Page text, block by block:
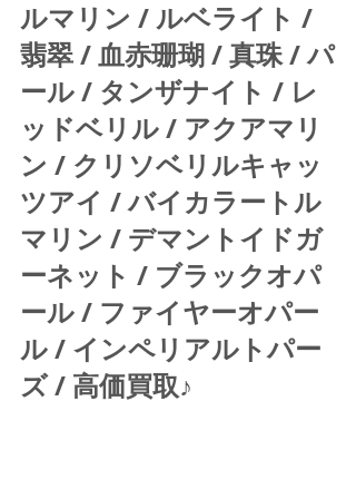
ルマリン / ルベライト /
翡翠 / 血赤珊瑚 / 真珠 / パ
ール / タンザナイト / レ
ッドベリル / アクアマリ
ン / クリソベリルキャッ
ツアイ / バイカラートル
マリン / デマントイドガ
ーネット / ブラックオパ
ール / ファイヤーオパー
ル / インペリアルトパー
ズ / 高価買取♪